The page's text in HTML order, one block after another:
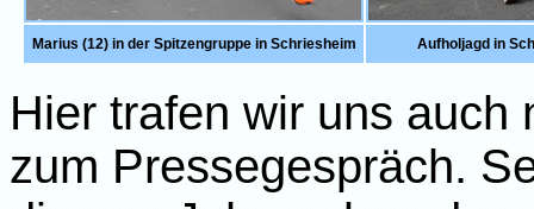
Marius (12) in der Spitzengruppe in Schriesheim Aufholjagd in
Hier trafen wir uns auch
zum Pressegespräch.